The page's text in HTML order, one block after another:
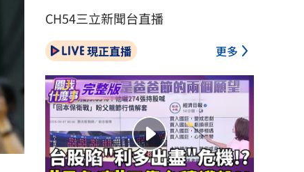
CH54三立新聞台直播
現正直播 更多